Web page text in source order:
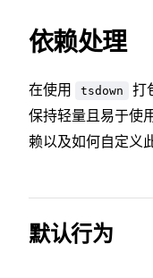
依赖处理
在使用 tsdown
打
保持轻量且易于使
赖以及如何自定义
默认行为